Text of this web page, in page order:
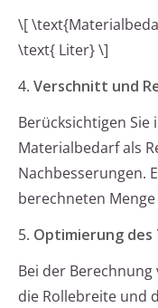
\[
\text{ Liter} \]
4. Verschnitt und
Berücksichtigen
Materialbedarf als
Nachbesserungen.
berechneten
5. Optimierung
Bei der
die Rollebreite und